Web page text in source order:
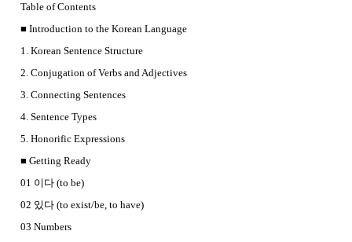
Table of Contents
■ Introduction to the Korean Language
1. Korean Sentence Structure
2. Conjugation of Verbs and Adjectives
3. Connecting Sentences
4. Sentence Types
5. Honorific Expressions
■ Getting Ready
01 이다 (to be)
02 있다 (to exist/be, to have)
03 Numbers